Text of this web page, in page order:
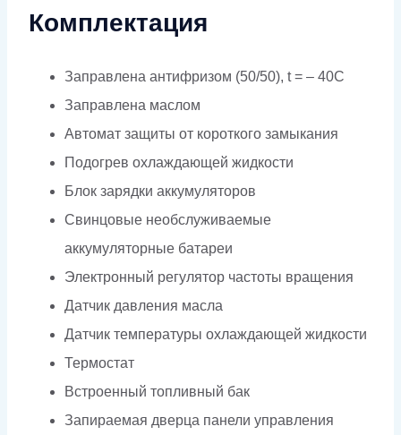
Комплектация
Заправлена антифризом (50/50), t = – 40C
Заправлена маслом
Автомат защиты от короткого замыкания
Подогрев охлаждающей жидкости
Блок зарядки аккумуляторов
Свинцовые необслуживаемые
аккумуляторные батареи
Электронный регулятор частоты вращения
Датчик давления масла
Датчик температуры охлаждающей жидкости
Термостат
Встроенный топливный бак
Запираемая дверца панели управления